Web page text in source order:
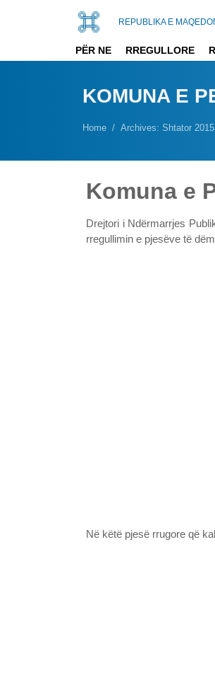
REPUBLIKA E
PËR NE RREGULLORE
KOMUNA E
Home Archives: Shtator 2015
Komuna e
Drejtori i Ndërmarrjes
rregullimin e pjesëve të
Në këtë pjesë rrugore që